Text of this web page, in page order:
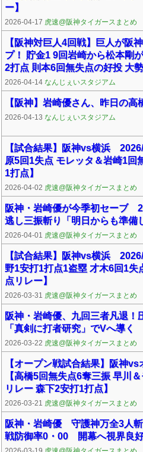
ー】
2026-04-17 虎速@阪神タイガースまとめ
【阪神対巨人4回戦】巨人が阪
プ！ 貯金1 9回岩崎から松本剛
2打点 則本6回無失点の好投 大
2026-04-14 なんじぇいスタジアム
【阪神】岩崎優さん、昨日の
2026-04-13 なんじぇいスタジアム
【試合結果】阪神vs横浜
原5回1失点 モレッタ＆岩崎1回
1打点】
2026-04-02 虎速@阪神タイガースまとめ
阪神・岩崎優が今季初セーブ
逃し三振斬り「明日からも準備
2026-04-01 虎速@阪神タイガースまとめ
【試合結果】阪神vs横浜
野1安打1打点1盗塁 才木6回1失
点リレー】
2026-03-31 虎速@阪神タイガースまとめ
阪神・岩崎優、九回三者凡退！
「真剣に打者研究」でVへ導く
2026-03-22 虎速@阪神タイガースまとめ
【オープン戦試合結果】阪神
【高橋5回無失点6奪三振 早川
リレー 森下2安打1打点】
2026-03-21 虎速@阪神タイガースまとめ
阪神・岩崎優 守護神万全3人
戦防御率0・00 開幕へ視界良